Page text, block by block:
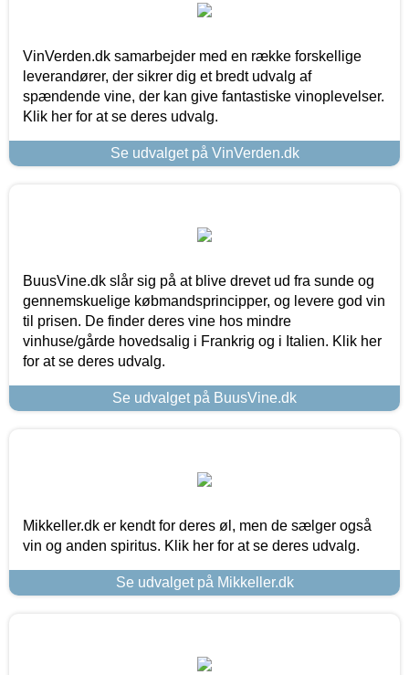
VinVerden.dk samarbejder med en række forskellige
leverandører, der sikrer dig et bredt udvalg af
spændende vine, der kan give fantastiske vinoplevelser.
Klik her for at se deres udvalg.
Se udvalget på VinVerden.dk
BuusVine.dk slår sig på at blive drevet ud fra sunde og
gennemskuelige købmandsprincipper, og levere god vin
til prisen. De finder deres vine hos mindre
vinhuse/gårde hovedsalig i Frankrig og i Italien. Klik her
for at se deres udvalg.
Se udvalget på BuusVine.dk
Mikkeller.dk er kendt for deres øl, men de sælger også
vin og anden spiritus. Klik her for at se deres udvalg.
Se udvalget på Mikkeller.dk